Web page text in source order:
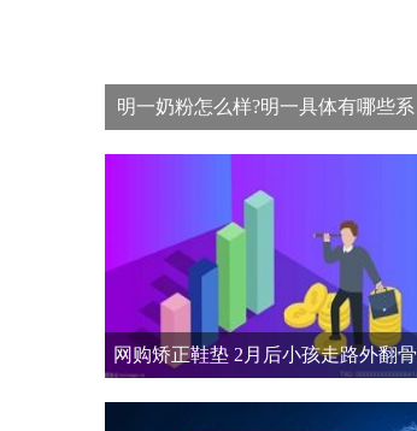
明一奶粉怎么样?明一具体有哪些系
列?
网购矫正鞋垫 2月后小孩走路外翻骨
头变形